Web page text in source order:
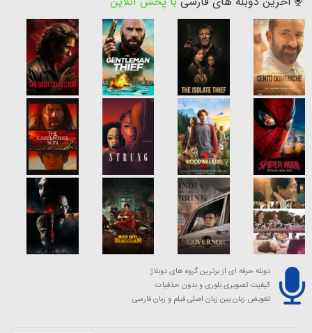
دوبله حرفه ای از برترین گروه های دوبلاژ
کیفیت تصویری بلوری و بدون حذفیات
تعویض زبان بین زبان اصلی فیلم و زبان فارسی